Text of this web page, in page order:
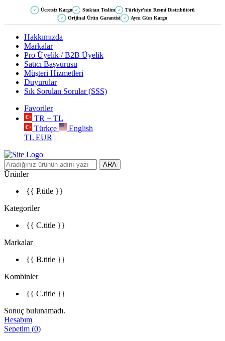
✓ Ücretsiz Kargo ✓ Stoktan Teslim ✓ Türkiye'nin Resmi Distribütörü
✓ Orijinal Ürün Garantisi ✓ Aynı Gün Kargo
Hakkımızda
Markalar
Pro Üyelik / B2B Üyelik
Satıcı Başvurusu
Müşteri Hizmetleri
Duyurular
Sık Sorulan Sorular (SSS)
Favoriler
TR − TL
Türkçe
English
TL EUR
ARA
Ürünler
{{ P.title }}
Kategoriler
{{ C.title }}
Markalar
{{ B.title }}
Kombinler
{{ C.title }}
Sonuç bulunamadı.
Hesabım
Sepetim (0)